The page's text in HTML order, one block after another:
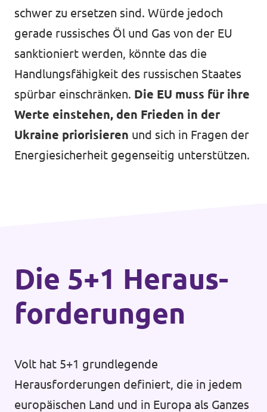
schwer zu ersetzen sind. Würde jedoch
gerade russisches Öl und Gas von der EU
sanktioniert werden, könnte das die
Handlungsfähigkeit des russischen Staates
spürbar einschränken. Die EU muss für ihre
Werte einstehen, den Frieden in der
Ukraine priorisieren und sich in Fragen der
Energiesicherheit gegenseitig unterstützen.
Die 5+1 Heraus­
forderungen
Volt hat 5+1 grundlegende
Herausforderungen definiert, die in jedem
europäischen Land und in Europa als Ganzes